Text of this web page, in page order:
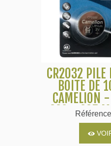
CR2032
BOITE DE
CAMELION
220 - 225
DE